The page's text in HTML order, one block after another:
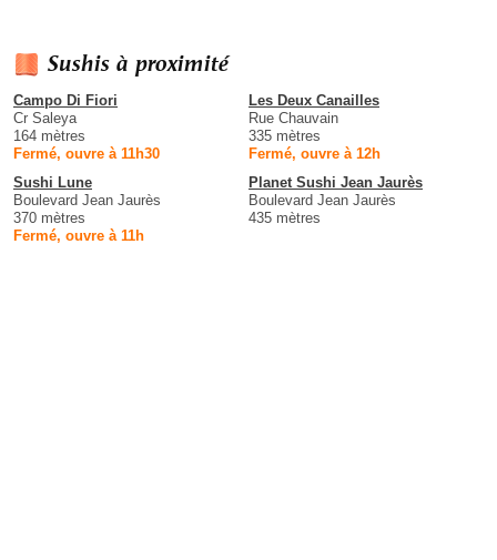
Sushis à proximité
Campo Di Fiori
Cr Saleya
164 mètres
Fermé, ouvre à 11h30
Les Deux Canailles
Rue Chauvain
335 mètres
Fermé, ouvre à 12h
Sushi Lune
Boulevard Jean Jaurès
370 mètres
Fermé, ouvre à 11h
Planet Sushi Jean Jaurès
Boulevard Jean Jaurès
435 mètres